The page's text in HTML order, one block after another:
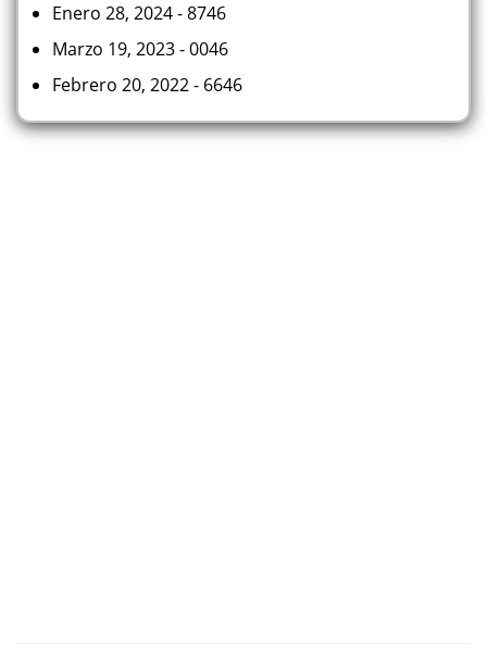
Enero 28, 2024 - 8746
Marzo 19, 2023 - 0046
Febrero 20, 2022 - 6646